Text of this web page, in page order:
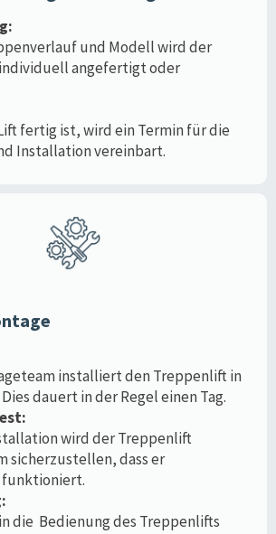
und Modell wird der
angefertigt oder
fertig ist, wird ein Termin für die
Installation vereinbart.
installiert den Treppenlift in
dauert in der Regel einen Tag.
wird der Treppenlift
sicherzustellen, dass er
die Bedienung des Treppenlifts